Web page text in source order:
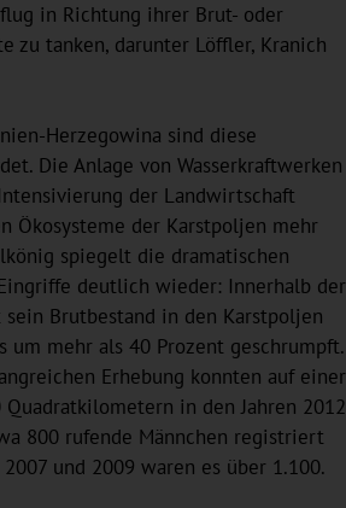
in Richtung ihrer Brut- oder
zu tanken, darunter Löffler, Kranich
Herzegowina sind diese
Die Anlage von Wasserkraftwerken
der Landwirtschaft
Ökosysteme der Karstpoljen mehr
spiegelt die dramatischen
deutlich wieder: Innerhalb der
Brutbestand in den Karstpoljen
um mehr als 40 Prozent geschrumpft.
Erhebung konnten auf einer
in den Jahren 2012
800 rufende Männchen registriert
und 2009 waren es über 1.100.